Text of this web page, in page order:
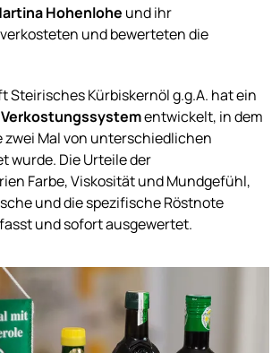
Hohenlohe und ihr
und bewerteten die
Steirisches Kürbiskernöl g.g.A. hat ein
entwickelt, in dem
zwei Mal von unterschiedlichen
wurde. Die Urteile der
Farbe, Viskosität und Mundgefühl,
und die spezifische Röstnote
und sofort ausgewertet.